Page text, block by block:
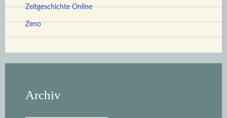
Zeitgeschichte Online
Zeno
Archiv